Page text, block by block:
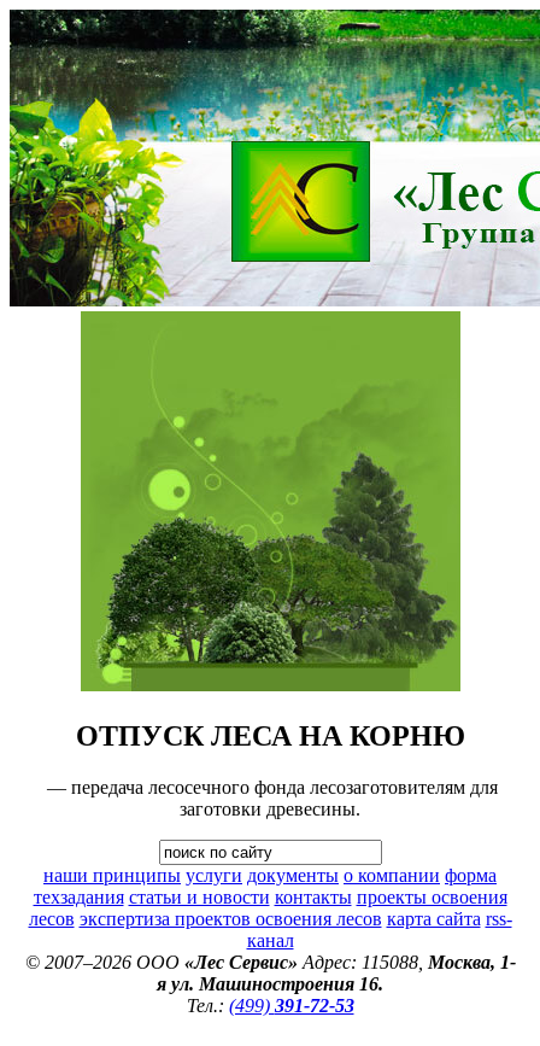
ОТПУСК ЛЕСА НА КОРНЮ
— передача лесосечного фонда лесозаготовителям для
заготовки древесины.
наши принципы услуги документы о компании форма
техзадания статьи и новости контакты проекты освоения
лесов экспертиза проектов освоения лесов карта сайта rss-
канал
© 2007–2026 ООО «Лес Сервис» Адрес: 115088, Москва, 1-
я ул. Машиностроения 16.
Тел.: (499) 391-72-53